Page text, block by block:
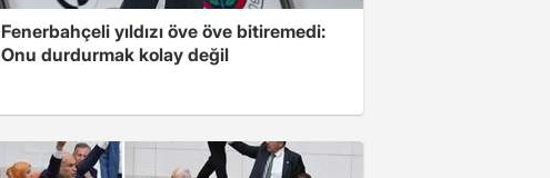
Fenerbahçeli yıldızı öve öve bitiremedi:
Onu durdurmak kolay değil